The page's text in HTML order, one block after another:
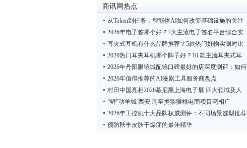
商讯网热点
从Token到任务：智能体AI如何改变基础设施的关注
2026年电子签哪个好？7大主流电子签名平台综合实
耳夹式耳机有什么品牌推荐？5款热门好物实测对比
2026热门耳夹耳机哪个牌子好？10 款主流耳夹式耳
2026年丹阳眼镜城配镜口碑最好的店深度测评：如何
2026年值得推荐的AI漫剧工具服务商盘点
村田中国亮相2026慕尼黑上海电子展 四大领域及人
“鲜”动羊城 西安 周至携猕猴桃电商项目亮相广
2026年工控机十大品牌权威测评：不同场景选型推荐
预防秋季皮肤干燥症的最佳精华